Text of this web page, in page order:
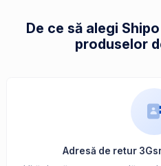
De ce să alegi
produselor
Adresă de retur